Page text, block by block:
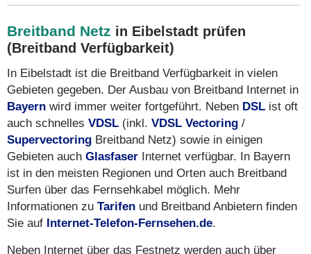
Breitband Netz in Eibelstadt prüfen
(Breitband Verfügbarkeit)
In Eibelstadt ist die Breitband Verfügbarkeit in vielen
Gebieten gegeben. Der Ausbau von Breitband Internet in
Bayern wird immer weiter fortgeführt. Neben DSL ist oft
auch schnelles VDSL (inkl. VDSL Vectoring /
Supervectoring Breitband Netz) sowie in einigen
Gebieten auch Glasfaser Internet verfügbar. In Bayern
ist in den meisten Regionen und Orten auch Breitband
Surfen über das Fernsehkabel möglich. Mehr
Informationen zu Tarifen und Breitband Anbietern finden
Sie auf Internet-Telefon-Fernsehen.de.
Neben Internet über das Festnetz werden auch über